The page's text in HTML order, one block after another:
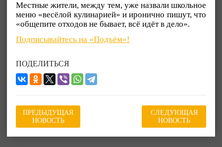
Местные жители, между тем, уже назвали школьное
меню «весёлой кулинарией» и иронично пишут, что
«общепите отходов не бывает, всё идёт в дело».
Подписывайтесь на «Подъём»!
ПОДЕЛИТЬСЯ
ПРЕДЫДУЩАЯ
НОВОСТЬ
СЛЕДУЮЩАЯ
НОВОСТЬ